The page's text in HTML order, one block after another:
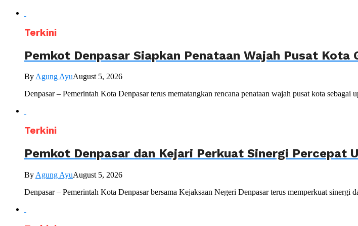
Terkini
Pemkot Denpasar Siapkan Penataan Wajah Pusat
ByAgung AyuAugust 5, 2026
Denpasar – Pemerintah Kota Denpasar terus mematangkan rencana penataan wajah pusat kota sebagai
Terkini
Pemkot Denpasar dan Kejari Perkuat Sinergi Percepat
By Agung AyuAugust 5, 2026
Denpasar – Pemerintah Kota Denpasar bersama Kejaksaan Negeri Denpasar terus memperkuat sinergi